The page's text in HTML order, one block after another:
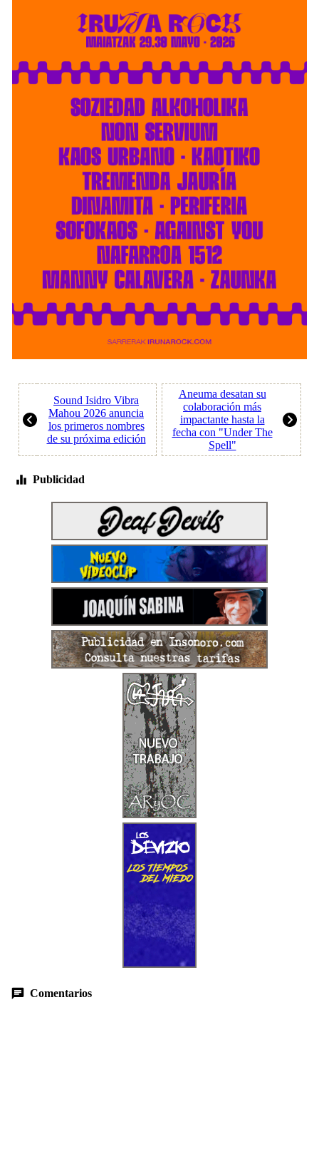
Sound Isidro Vibra
Mahou 2026 anuncia
los primeros nombres
de su próxima edición
Aneuma desatan su
colaboración más
impactante hasta la
fecha con "Under The
Spell"
Publicidad
Comentarios